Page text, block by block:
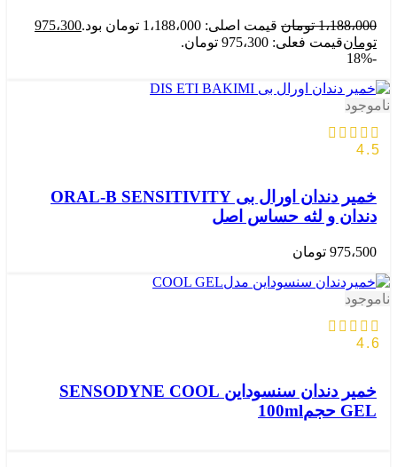
1،188،000 تومان قیمت اصلی: 1،188،000 تومان بود.
975،300
تومانقیمت فعلی: 975،300 تومان.
-18%
ناموجود
4.5
خمیر دندان اورال بی ORAL-B SENSITIVITY
دندان و لثه حساس اصل
975،500 تومان
ناموجود
4.6
خمیر دندان سنسوداین SENSODYNE COOL
GEL حجم100ml